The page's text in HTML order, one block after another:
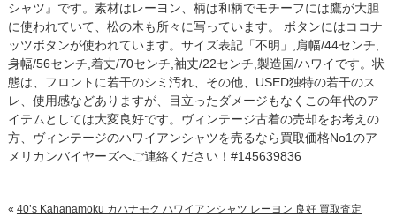
シャツ』です。素材はレーヨン、柄は和柄でモチーフには鷹が大胆
に使われていて、松の木も所々に写っています。 ボタンにはココナ
ッツボタンが使われています。サイズ表記「不明」,肩幅/44センチ,
身幅/56センチ,着丈/70センチ,袖丈/22センチ,製造国/ハワイです。状
態は、フロントに若干のシミ汚れ、その他、USED独特の若干のス
レ、使用感などありますが、目立ったダメージもなくこの年代のア
イテムとしては大変良好です。ヴィンテージ古着の売却をお考えの
方、ヴィンテージのハワイアンシャツを売るなら買取価格No1のア
メリカンバイヤーズへご連絡ください！#145639836
« 40’s Kahanamoku カハナモク ハワイアンシャツ レーヨン 良好 買取査定